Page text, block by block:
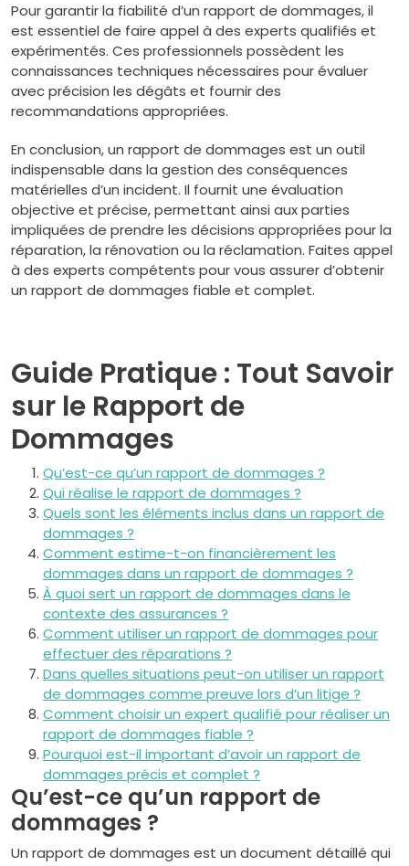
Pour garantir la fiabilité d’un rapport de dommages, il
est essentiel de faire appel à des experts qualifiés et
expérimentés. Ces professionnels possèdent les
connaissances techniques nécessaires pour évaluer
avec précision les dégâts et fournir des
recommandations appropriées.
En conclusion, un rapport de dommages est un outil
indispensable dans la gestion des conséquences
matérielles d’un incident. Il fournit une évaluation
objective et précise, permettant ainsi aux parties
impliquées de prendre les décisions appropriées pour la
réparation, la rénovation ou la réclamation. Faites appel
à des experts compétents pour vous assurer d’obtenir
un rapport de dommages fiable et complet.
Guide Pratique : Tout Savoir
sur le Rapport de
Dommages
Qu’est-ce qu’un rapport de dommages ?
Qui réalise le rapport de dommages ?
Quels sont les éléments inclus dans un rapport de
dommages ?
Comment estime-t-on financièrement les
dommages dans un rapport de dommages ?
À quoi sert un rapport de dommages dans le
contexte des assurances ?
Comment utiliser un rapport de dommages pour
effectuer des réparations ?
Dans quelles situations peut-on utiliser un rapport
de dommages comme preuve lors d’un litige ?
Comment choisir un expert qualifié pour réaliser un
rapport de dommages fiable ?
Pourquoi est-il important d’avoir un rapport de
dommages précis et complet ?
Qu’est-ce qu’un rapport de
dommages ?
Un rapport de dommages est un document détaillé qui